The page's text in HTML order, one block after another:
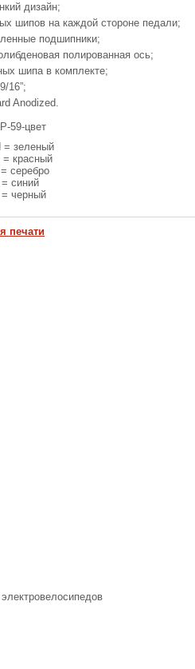
дизайн;
шипов на каждой стороне педали;
подшипники;
полированная ось;
шипа в комплекте;
16”;
Anodized.
59-цвет
= зеленый
= красный
серебро
синий
черный
печати